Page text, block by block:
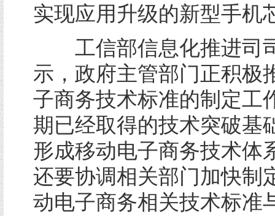
实现应用升级的新型手机
工信部信息化推进司
示，政府主管部门正积极
子商务技术标准的制定工
期已经取得的技术突破基
形成移动电子商务技术体
还要协调相关部门加快制
动电子商务相关技术标准